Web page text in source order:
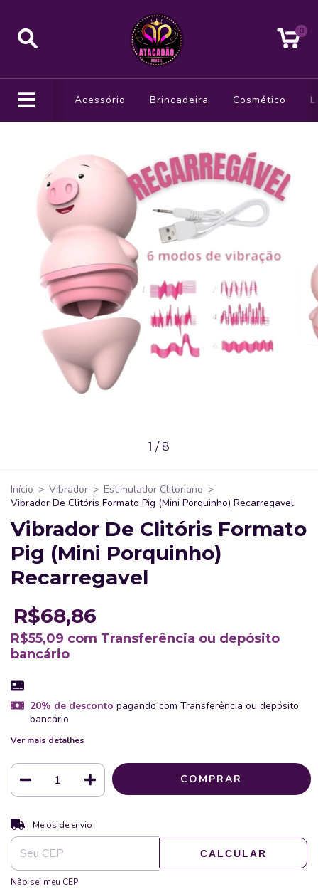
0
Acessório Brincadeira Cosmético
1 /8
Início > Vibrador > Estimulador Clitoriano >
Vibrador De Clitóris Formato Pig (Mini Porquinho) Recarregavel
Vibrador De Clitóris Formato
Pig (Mini Porquinho)
Recarregavel
R$68,86
R$55,09 com Transferência ou depósito
bancário
20% de desconto pagando com Transferência ou depósito
bancário
Ver mais detalhes
Entregas para o CEP:
Meios de envio
CALCULAR
Não sei meu CEP